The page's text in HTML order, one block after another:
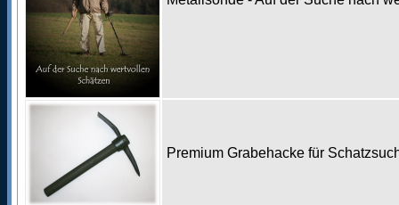
Premium Grabehacke für